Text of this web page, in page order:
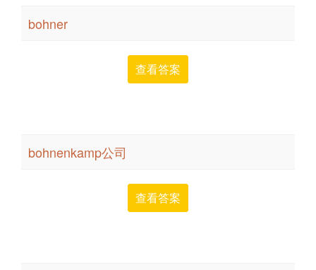
bohner
查看答案
bohnenkamp公司
查看答案